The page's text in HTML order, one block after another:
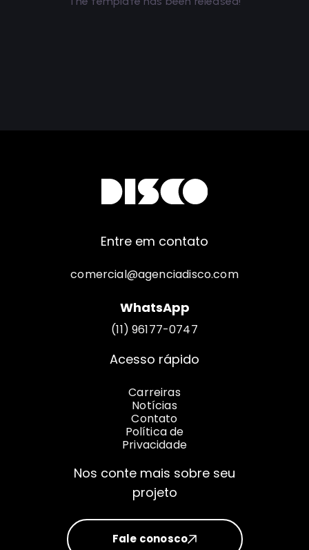
Entre em contato
comercial@agenciadisco.com
WhatsApp
(11) 96177-0747
Acesso rápido
Carreiras
Notícias
Contato
Política de
Privacidade
Nos conte mais sobre seu
projeto
Fale conosco